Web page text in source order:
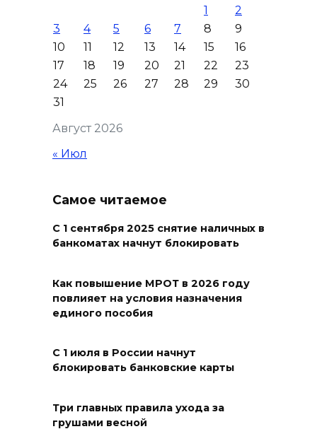
В Таганроге из-за аварии
отключили свет на четырех
улицах
07 августа 2026 18:42
2000 жителей бесплатно
осваивают новые профессии
тысяч детей: в Ростовской
области продолжается
07 августа 2026 18:30
в донской столице
07 августа 2026 18:28
«Метеор» «Андрей Байков»
Август 2026
1
2
3
4 5 6 7 8
9
10
11 12 13 14 15
16
17
18 19 20 21 22
23
24
25 26 27 28 29
30
31
« Июл
Самое читаемое
С 1 сентября 2025 снятие наличных в
банкоматах начнут блокировать
Как повышение МРОТ в 2026 году
повлияет на условия назначения
единого пособия
С 1 июля в России начнут
блокировать банковские карты
Три главных правила ухода за
грушами весной